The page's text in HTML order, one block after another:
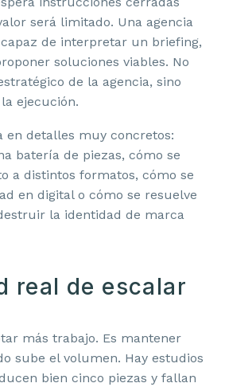
será limitado. Una agencia
de interpretar un briefing,
soluciones viables. No
de la agencia, sino
ejecución.
en detalles muy concretos:
batería de piezas, cómo se
a distintos formatos, cómo se
en digital o cómo se resuelve
la identidad de marca
real de escalar
más trabajo. Es mantener
sube el volumen. Hay estudios
bien cinco piezas y fallan